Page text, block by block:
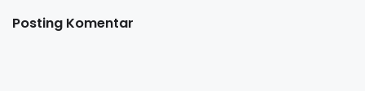
Posting Komentar